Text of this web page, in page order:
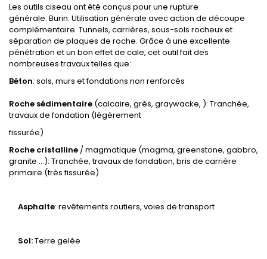
Les outils ciseau ont été conçus pour une rupture
générale. Burin: Utilisation générale avec action de découpe
complémentaire. Tunnels, carrières, sous-sols rocheux et
séparation de plaques de roche. Grâce à une excellente
pénétration et un bon effet de cale, cet outil fait des
nombreuses travaux telles que:
Béton: sols, murs et fondations non renforcés
Roche sédimentaire (calcaire, grès, graywacke, ): Tranchée,
travaux de fondation (légèrement
fissurée)
Roche cristalline / magmatique (magma, greenstone, gabbro,
granite ...): Tranchée, travaux de fondation, bris de carrière
primaire (très fissurée)
Asphalte: revêtements routiers, voies de transport
Sol:Terre gelée